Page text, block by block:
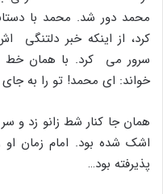
محمد دور شد. محمد با
کرد، از اینکه خبر دلتنگى
سرور مى کرد. با همان خط
خواند: اى محمد! تو را به
همان جا کنار شط زانو زد و
اشک شده بود. امام زمان
پذیرفته بود…